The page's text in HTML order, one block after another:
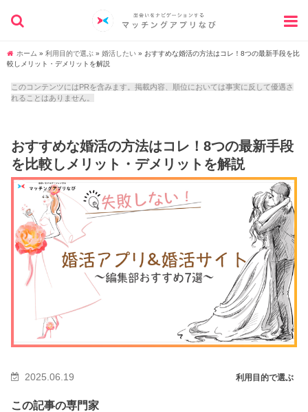
ホーム » 利用目的で選ぶ » 婚活したい » おすすめな婚活の方法はコレ！8つの最新手段を比
較しメリット・デメリットを解説
このコンテンツにはPRを含みます。掲載内容、順位においては事実に反して優遇さ
れることはありません。
おすすめな婚活の方法はコレ！8つの最新手段
を比較しメリット・デメリットを解説
利用目的で選ぶ
2025.06.19
この記事の専門家